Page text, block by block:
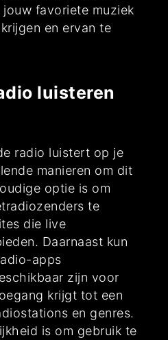
favoriete muziek
en ervan te
luisteren
radio luistert op je
manieren om dit
optie is om
te
die live
Daarnaast kun
apps
zijn voor
krijgt tot een
en genres.
is om gebruik te